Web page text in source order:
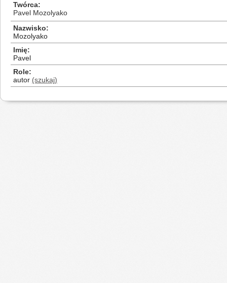
Twórca
Pavel Mozolyako
Nazwisko
Mozolyako
Imię
Pavel
Role
autor (szukaj)